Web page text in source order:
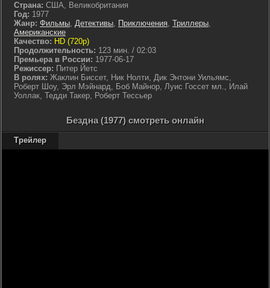
Страна: США, Великобритания
Год: 1977
Жанр: Фильмы, Детективы, Приключения, Триллеры,
Американские
Качество: HD (720p)
Продолжительность: 123 мин. / 02:03
Премьера в России: 1977-06-17
Режиссер: Питер Йетс
В ролях: Жаклин Биссет, Ник Нолти, Дик Энтони Уильямс,
Роберт Шоу, Эрл Мэйнард, Боб Майнор, Луис Госсет мл., Илай
Уоллак, Тедди Такер, Роберт Тессьер
Бездна (1977) смотреть онлайн
Трейлер